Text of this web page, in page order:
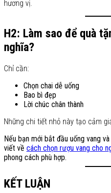
hương vị.
H2: Làm sao để quà
nghĩa?
Chỉ cần:
Chọn chai dễ uống
Bao bì đẹp
Lời chúc chân thành
Những chi tiết nhỏ này tạo cảm
Nếu bạn mới bắt đầu uống vang
viết về cách chọn rượu vang cho
phong cách phù hợp.
KẾT LUẬN